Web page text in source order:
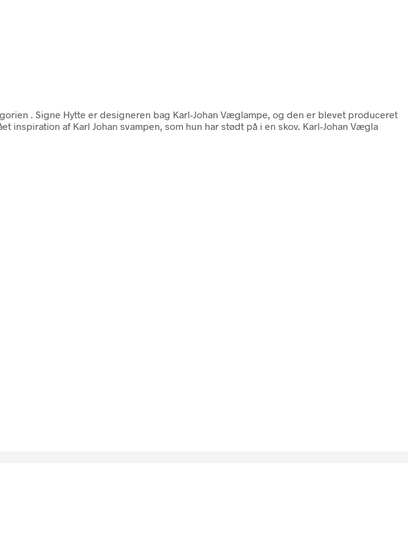
. Signe Hytte er designeren bag Karl-Johan Væglampe, og den er blevet produceret
af Karl Johan svampen, som hun har stødt på i en skov. Karl-Johan Vægla